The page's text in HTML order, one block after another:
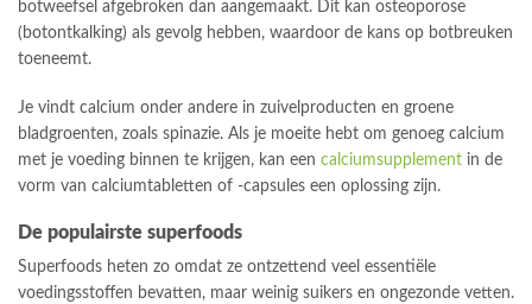
botweefsel afgebroken dan aangemaakt. Dit kan osteoporose
(botontkalking) als gevolg hebben, waardoor de kans op botbreuken
toeneemt.
Je vindt calcium onder andere in zuivelproducten en groene
bladgroenten, zoals spinazie. Als je moeite hebt om genoeg calcium
met je voeding binnen te krijgen, kan een calciumsupplement in de
vorm van calciumtabletten of -capsules een oplossing zijn.
De populairste superfoods
Superfoods heten zo omdat ze ontzettend veel essentiële
voedingsstoffen bevatten, maar weinig suikers en ongezonde vetten.